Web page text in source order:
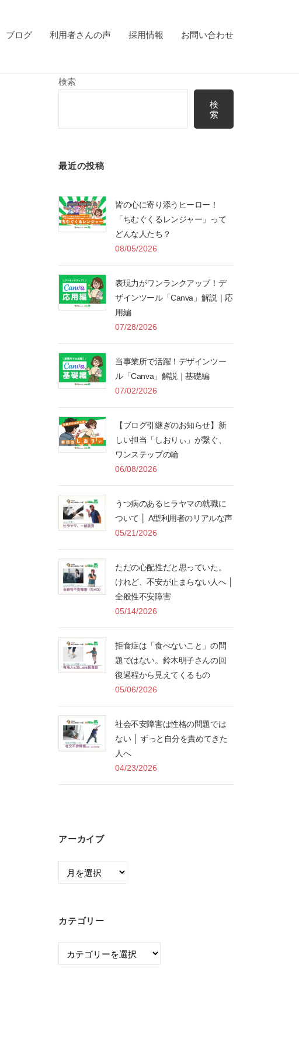
ブログ 利用者さんの声 採用情報 お問い合わせ
検索
検
索
最近の投稿
皆の心に寄り添うヒーロー！
「ちむぐくるレンジャー」って
どんな人たち？
08/05/2026
表現力がワンランクアップ！デ
ザインツール「Canva」解説｜応
用編
07/28/2026
当事業所で活躍！デザインツー
ル「Canva」解説｜基礎編
07/02/2026
【ブログ引継ぎのお知らせ】新
しい担当「しおりぃ」が繋ぐ、
ワンステップの輪
06/08/2026
うつ病のあるヒラヤマの就職に
ついて │ A型利用者のリアルな声
05/21/2026
ただの心配性だと思っていた。
けれど、不安が止まらない人へ │
全般性不安障害
05/14/2026
拒食症は「食べないこと」の問
題ではない。鈴木明子さんの回
復過程から見えてくるもの
05/06/2026
社会不安障害は性格の問題では
ない │ ずっと自分を責めてきた
人へ
04/23/2026
アーカイブ
ー
イ
カテゴリー
テ